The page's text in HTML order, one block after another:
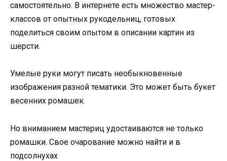
самостоятельно. В интернете есть множество мастер-
классов от опытных рукодельниц, готовых
поделиться своим опытом в описании картин из
шерсти.
Умелые руки могут писать необыкновенные
изображения разной тематики. Это может быть букет
весенних ромашек.
Но вниманием мастериц удостаиваются не только
ромашки. Свое очарование можно найти и в
подсолнухах